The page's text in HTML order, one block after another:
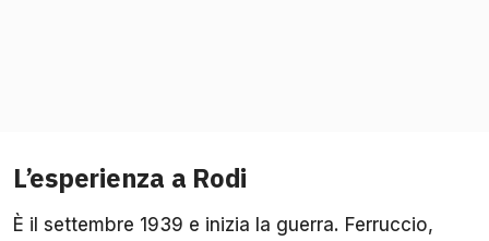
L’esperienza a Rodi
È il settembre 1939 e inizia la guerra. Ferruccio,